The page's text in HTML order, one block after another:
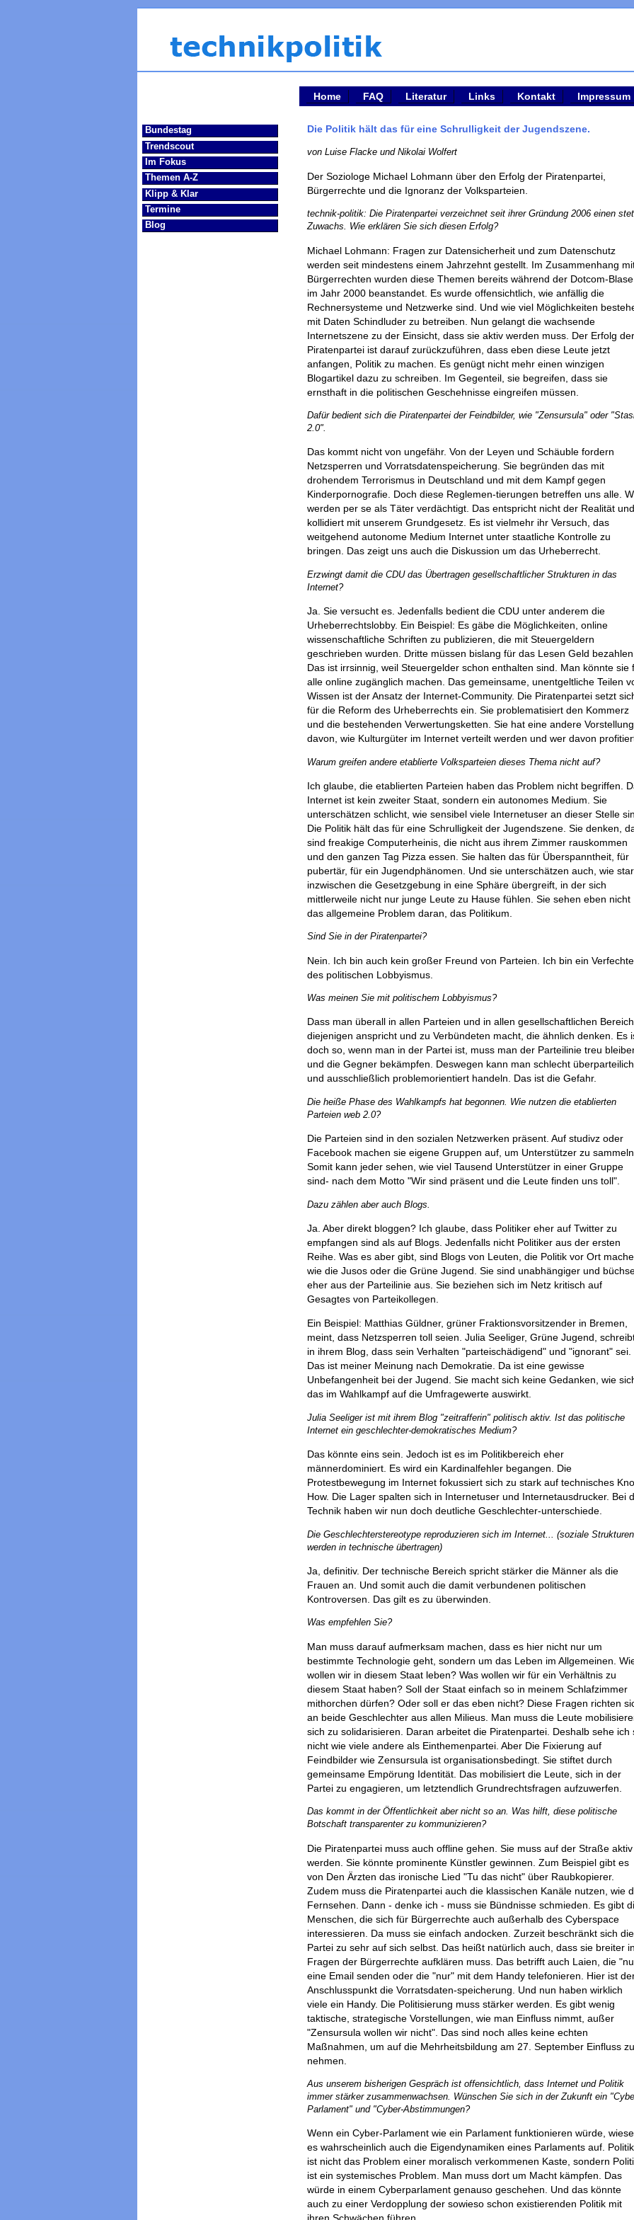
Home FAQ Literatur Links Kontakt Impressum
Bundestag
Trendscout
Im Fokus
Themen A-Z
Klipp & Klar
Termine
Blog
Die Politik hält das für eine Schrulligkeit der Jugendszene.
von Luise Flacke und Nikolai Wolfert
Der Soziologe Michael Lohmann über den Erfolg der Piratenpartei,
Bürgerrechte und die Ignoranz der Volksparteien.
technik-politik: Die Piratenpartei verzeichnet seit ihrer Gründung 2006 einen
Zuwachs. Wie erklären Sie sich diesen Erfolg?
Michael Lohmann: Fragen zur Datensicherheit und zum Datenschutz
werden seit mindestens einem Jahrzehnt gestellt. Im Zusammenhang
Bürgerrechten wurden diese Themen bereits während der Dotcom-Blase
im Jahr 2000 beanstandet. Es wurde offensichtlich, wie anfällig die
Rechnersysteme und Netzwerke sind. Und wie viel Möglichkeiten
mit Daten Schindluder zu betreiben. Nun gelangt die wachsende
Internetszene zu der Einsicht, dass sie aktiv werden muss. Der Erfolg der
Piratenpartei ist darauf zurückzuführen, dass eben diese Leute jetzt
anfangen, Politik zu machen. Es genügt nicht mehr einen winzigen
Blogartikel dazu zu schreiben. Im Gegenteil, sie begreifen, dass sie
ernsthaft in die politischen Geschehnisse eingreifen müssen.
Dafür bedient sich die Piratenpartei der Feindbilder, wie "Zensursula" oder
2.0".
Das kommt nicht von ungefähr. Von der Leyen und Schäuble fordern
Netzsperren und Vorratsdatenspeicherung. Sie begründen das mit
drohendem Terrorismus in Deutschland und mit dem Kampf gegen
Kinderpornografie. Doch diese Reglemen-tierungen betreffen uns alle.
werden per se als Täter verdächtigt. Das entspricht nicht der Realität und
kollidiert mit unserem Grundgesetz. Es ist vielmehr ihr Versuch, das
weitgehend autonome Medium Internet unter staatliche Kontrolle zu
bringen. Das zeigt uns auch die Diskussion um das Urheberrecht.
Erzwingt damit die CDU das Übertragen gesellschaftlicher Strukturen in das
Internet?
Ja. Sie versucht es. Jedenfalls bedient die CDU unter anderem die
Urheberrechtslobby. Ein Beispiel: Es gäbe die Möglichkeiten, online
wissenschaftliche Schriften zu publizieren, die mit Steuergeldern
geschrieben wurden. Dritte müssen bislang für das Lesen Geld bezahlen.
Das ist irrsinnig, weil Steuergelder schon enthalten sind. Man könnte sie
alle online zugänglich machen. Das gemeinsame, unentgeltliche Teilen
Wissen ist der Ansatz der Internet-Community. Die Piratenpartei setzt
für die Reform des Urheberrechts ein. Sie problematisiert den Kommerz
und die bestehenden Verwertungsketten. Sie hat eine andere Vorstellung
davon, wie Kulturgüter im Internet verteilt werden und wer davon
Warum greifen andere etablierte Volksparteien dieses Thema nicht auf?
Ich glaube, die etablierten Parteien haben das Problem nicht begriffen.
Internet ist kein zweiter Staat, sondern ein autonomes Medium. Sie
unterschätzen schlicht, wie sensibel viele Internetuser an dieser Stelle
Die Politik hält das für eine Schrulligkeit der Jugendszene. Sie denken,
sind freakige Computerheinis, die nicht aus ihrem Zimmer rauskommen
und den ganzen Tag Pizza essen. Sie halten das für Überspanntheit, für
pubertär, für ein Jugendphänomen. Und sie unterschätzen auch, wie
inzwischen die Gesetzgebung in eine Sphäre übergreift, in der sich
mittlerweile nicht nur junge Leute zu Hause fühlen. Sie sehen eben nicht
das allgemeine Problem daran, das Politikum.
Sind Sie in der Piratenpartei?
Nein. Ich bin auch kein großer Freund von Parteien. Ich bin ein
des politischen Lobbyismus.
Was meinen Sie mit politischem Lobbyismus?
Dass man überall in allen Parteien und in allen gesellschaftlichen
diejenigen anspricht und zu Verbündeten macht, die ähnlich denken. Es
doch so, wenn man in der Partei ist, muss man der Parteilinie treu
und die Gegner bekämpfen. Deswegen kann man schlecht überparteilich
und ausschließlich problemorientiert handeln. Das ist die Gefahr.
Die heiße Phase des Wahlkampfs hat begonnen. Wie nutzen die etablierten
Parteien web 2.0?
Die Parteien sind in den sozialen Netzwerken präsent. Auf studivz oder
Facebook machen sie eigene Gruppen auf, um Unterstützer zu
Somit kann jeder sehen, wie viel Tausend Unterstützer in einer Gruppe
sind- nach dem Motto "Wir sind präsent und die Leute finden uns toll".
Dazu zählen aber auch Blogs.
Ja. Aber direkt bloggen? Ich glaube, dass Politiker eher auf Twitter zu
empfangen sind als auf Blogs. Jedenfalls nicht Politiker aus der ersten
Reihe. Was es aber gibt, sind Blogs von Leuten, die Politik vor Ort
wie die Jusos oder die Grüne Jugend. Sie sind unabhängiger und
eher aus der Parteilinie aus. Sie beziehen sich im Netz kritisch auf
Gesagtes von Parteikollegen.
Ein Beispiel: Matthias Güldner, grüner Fraktionsvorsitzender in Bremen,
meint, dass Netzsperren toll seien. Julia Seeliger, Grüne Jugend,
in ihrem Blog, dass sein Verhalten "parteischädigend" und "ignorant" sei.
Das ist meiner Meinung nach Demokratie. Da ist eine gewisse
Unbefangenheit bei der Jugend. Sie macht sich keine Gedanken, wie
das im Wahlkampf auf die Umfragewerte auswirkt.
Julia Seeliger ist mit ihrem Blog "zeitrafferin" politisch aktiv. Ist das politische
Internet ein geschlechter-demokratisches Medium?
Das könnte eins sein. Jedoch ist es im Politikbereich eher
männerdominiert. Es wird ein Kardinalfehler begangen. Die
Protestbewegung im Internet fokussiert sich zu stark auf technisches
How. Die Lager spalten sich in Internetuser und Internetausdrucker. Bei
Technik haben wir nun doch deutliche Geschlechter-unterschiede.
Die Geschlechterstereotype reproduzieren sich im Internet... (soziale Strukturen
werden in technische übertragen)
Ja, definitiv. Der technische Bereich spricht stärker die Männer als die
Frauen an. Und somit auch die damit verbundenen politischen
Kontroversen. Das gilt es zu überwinden.
Was empfehlen Sie?
Man muss darauf aufmerksam machen, dass es hier nicht nur um
bestimmte Technologie geht, sondern um das Leben im Allgemeinen.
wollen wir in diesem Staat leben? Was wollen wir für ein Verhältnis zu
diesem Staat haben? Soll der Staat einfach so in meinem Schlafzimmer
mithorchen dürfen? Oder soll er das eben nicht? Diese Fragen richten
an beide Geschlechter aus allen Milieus. Man muss die Leute
sich zu solidarisieren. Daran arbeitet die Piratenpartei. Deshalb sehe ich
nicht wie viele andere als Einthemenpartei. Aber Die Fixierung auf
Feindbilder wie Zensursula ist organisationsbedingt. Sie stiftet durch
gemeinsame Empörung Identität. Das mobilisiert die Leute, sich in der
Partei zu engagieren, um letztendlich Grundrechtsfragen aufzuwerfen.
Das kommt in der Öffentlichkeit aber nicht so an. Was hilft, diese politische
Botschaft transparenter zu kommunizieren?
Die Piratenpartei muss auch offline gehen. Sie muss auf der Straße aktiv
werden. Sie könnte prominente Künstler gewinnen. Zum Beispiel gibt es
von Den Ärzten das ironische Lied "Tu das nicht" über Raubkopierer.
Zudem muss die Piratenpartei auch die klassischen Kanäle nutzen, wie
Fernsehen. Dann - denke ich - muss sie Bündnisse schmieden. Es gibt
Menschen, die sich für Bürgerrechte auch außerhalb des Cyberspace
interessieren. Da muss sie einfach andocken. Zurzeit beschränkt sich die
Partei zu sehr auf sich selbst. Das heißt natürlich auch, dass sie breiter in
Fragen der Bürgerrechte aufklären muss. Das betrifft auch Laien, die
eine Email senden oder die "nur" mit dem Handy telefonieren. Hier ist
Anschlusspunkt die Vorratsdaten-speicherung. Und nun haben wirklich
viele ein Handy. Die Politisierung muss stärker werden. Es gibt wenig
taktische, strategische Vorstellungen, wie man Einfluss nimmt, außer
"Zensursula wollen wir nicht". Das sind noch alles keine echten
Maßnahmen, um auf die Mehrheitsbildung am 27. September Einfluss zu
nehmen.
Aus unserem bisherigen Gespräch ist offensichtlich, dass Internet und Politik
immer stärker zusammenwachsen. Wünschen Sie sich in der Zukunft ein
Parlament" und "Cyber-Abstimmungen?
Wenn ein Cyber-Parlament wie ein Parlament funktionieren würde, wiese
es wahrscheinlich auch die Eigendynamiken eines Parlaments auf. Politik
ist nicht das Problem einer moralisch verkommenen Kaste, sondern
ist ein systemisches Problem. Man muss dort um Macht kämpfen. Das
würde in einem Cyberparlament genauso geschehen. Und das könnte
auch zu einer Verdopplung der sowieso schon existierenden Politik mit